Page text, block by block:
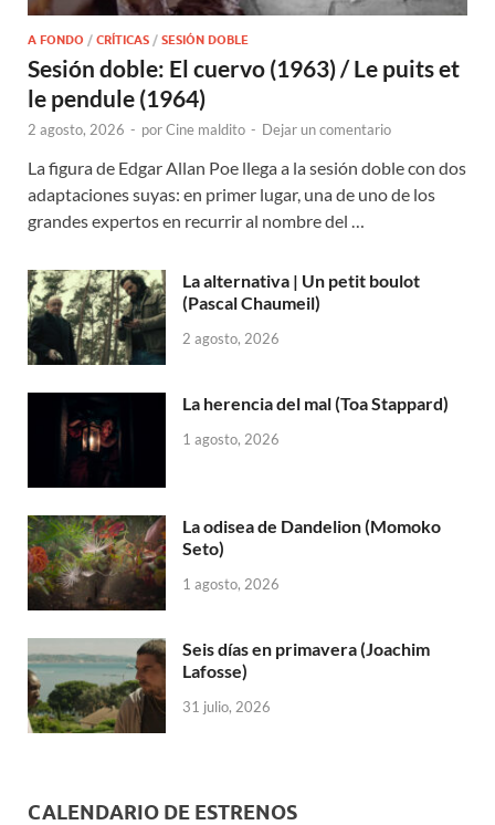
A FONDO / CRÍTICAS / SESIÓN DOBLE
Sesión doble: El cuervo (1963) / Le puits et
le pendule (1964)
2 agosto, 2026 - porCine maldito - Dejar un comentario
La figura de Edgar Allan Poe llega a la sesión doble con dos
adaptaciones suyas: en primer lugar, una de uno de los
grandes expertos en recurrir al nombre del …
La alternativa | Un petit boulot
(Pascal Chaumeil)
2 agosto, 2026
La herencia del mal (Toa Stappard)
1 agosto, 2026
La odisea de Dandelion (Momoko
Seto)
1 agosto, 2026
Seis días en primavera (Joachim
Lafosse)
31 julio, 2026
CALENDARIO DE ESTRENOS